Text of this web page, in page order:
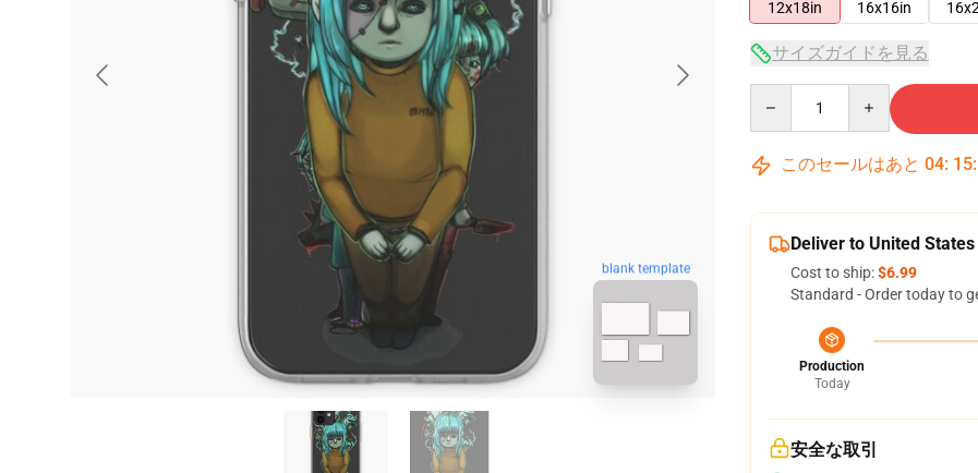
blank template
12x18in
16x16in
サイズガイドを見る
このセールはあと 04: 15:
Deliver to United States
Cost to ship:$6.99
Standard - Order today to
Production
Today
安全な取引